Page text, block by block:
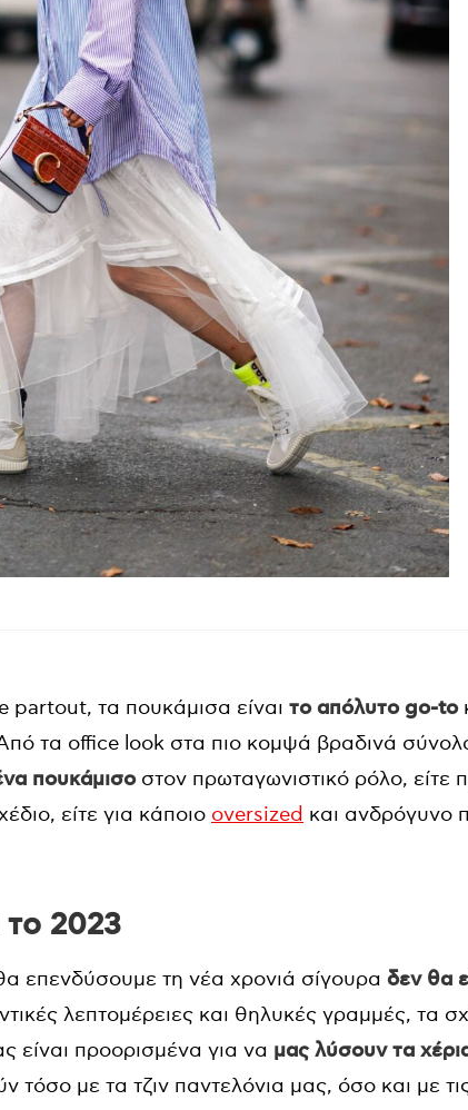
partout, τα πουκάμισα είναι το απόλυτο go-to
τα office look στα πιο κομψά βραδινά
πουκάμισοστον πρωταγωνιστικό ρόλο, είτε
είτε για κάποιο oversized και ανδρόγυνο
το 2023
επενδύσουμε τη νέα χρονιά σίγουρα δεν θα
λεπτομέρειες και θηλυκές γραμμές, τα
είναι προορισμένα για να μας λύσουν τα
τόσο με τα τζιν παντελόνια μας, όσο και με